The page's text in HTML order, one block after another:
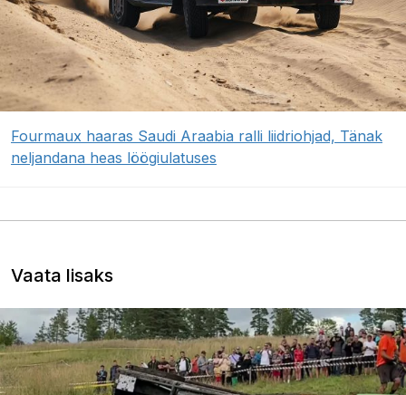
Fourmaux haaras Saudi Araabia ralli liidriohjad, Tänak
neljandana heas löögiulatuses
Vaata lisaks